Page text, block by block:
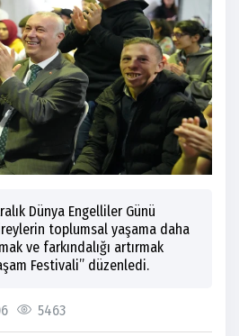
Dünya Engelliler Günü
toplumsal yaşama daha
ve farkındalığı artırmak
Festivali” düzenledi.
5463